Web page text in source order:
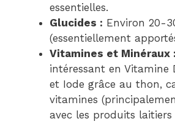
essentielles.
Glucides : Environ 20-
(essentiellement
Vitamines et Minéraux :
intéressant en Vitamine
et Iode grâce au thon,
vitamines
avec les produits